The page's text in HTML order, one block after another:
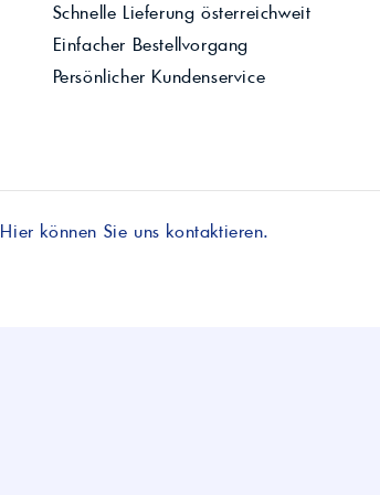
Schnelle Lieferung österreichweit
Einfacher Bestellvorgang
Persönlicher Kundenservice
Hier können Sie uns kontaktieren.